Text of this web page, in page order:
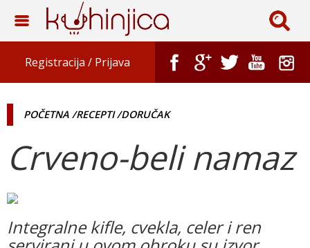
Registracija / Prijava
POČETNA /RECEPTI /DORUČAK
Crveno-beli namaz
Integralne kifle, cvekla, celer i ren